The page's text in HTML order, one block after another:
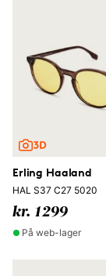
Erling Haaland
HAL S37 C27 5020
kr. 1299
På web-lager